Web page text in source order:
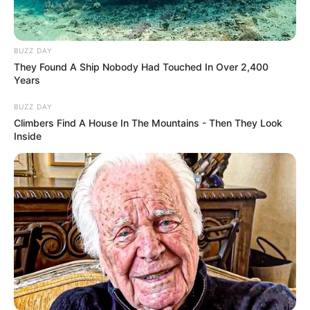
Mit gebratenem Gemüse (Paprika,
Zucchini, Brokkoli) und einer würzigen
4. Low-Carb Bolognese
Klassische Hackfleischsoße oder vegane
Linsenbolognese
Direkt im Kürbis serviert – ein echter
Hingucker!
BUZZ DAY
They Found A Ship Nobody Had Touched In Over 2,400
Years
BUZZ DAY
Climbers Find A House In The Mountains - Then They Look
Inside